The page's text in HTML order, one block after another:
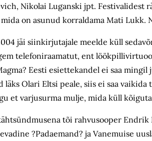
Nikolai Luganski jpt. Festivalidest
on asunud korraldama Mati
jäi siinkirjutajale meelde küll
telefoniraamatut, ent
Eesti esiettekandel ei saa
Olari Eltsi peale, siis ei saa
et varjusurma mulje, mida küll
tõi rahvusooper
?Padaemand? ja Vanemuise